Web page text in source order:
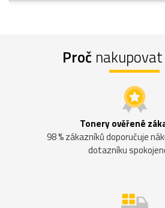
Proč
Tonery ověřené
98 % zákazníků doporučuje
dotazníku